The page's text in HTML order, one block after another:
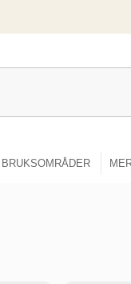
BRUKSOMRÅDER